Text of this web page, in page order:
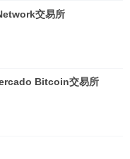
交易所
Bitcoin交易所